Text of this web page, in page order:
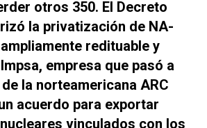
otros 350. El Decreto
la privatización de NA-
redituable y
empresa que pasó a
la norteamericana ARC
acuerdo para exportar
vinculados con los